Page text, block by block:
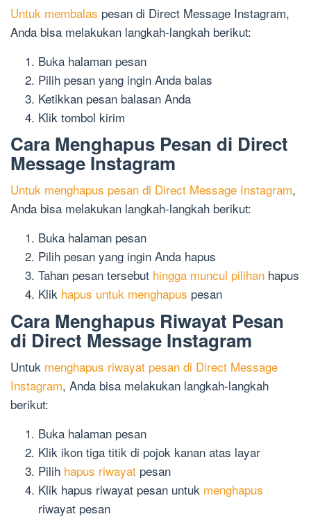
Untuk membalas pesan di Direct Message Instagram,
Anda bisa melakukan langkah-langkah berikut:
Buka halaman pesan
Pilih pesan yang ingin Anda balas
Ketikkan pesan balasan Anda
Klik tombol kirim
Cara Menghapus Pesan di Direct
Message Instagram
Untuk menghapus pesan di Direct Message Instagram,
Anda bisa melakukan langkah-langkah berikut:
Buka halaman pesan
Pilih pesan yang ingin Anda hapus
Tahan pesan tersebut hingga muncul pilihan hapus
Klik hapus untuk menghapus pesan
Cara Menghapus Riwayat Pesan
di Direct Message Instagram
Untuk menghapus riwayat pesan di Direct Message
Instagram, Anda bisa melakukan langkah-langkah
berikut:
Buka halaman pesan
Klik ikon tiga titik di pojok kanan atas layar
Pilih hapus riwayat pesan
Klik hapus riwayat pesan untuk menghapus
riwayat pesan